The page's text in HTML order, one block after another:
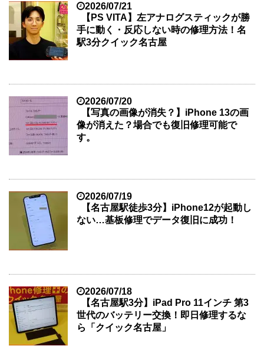
2026/07/21
【PS VITA】左アナログスティックが勝
手に動く・反応しない時の修理方法！名
駅3分クイック名古屋
2026/07/20
【写真の画像が消失？】iPhone 13の画
像が消えた？場合でも復旧修理可能で
す。
2026/07/19
【名古屋駅徒歩3分】iPhone12が起動し
ない…基板修理でデータ復旧に成功！
2026/07/18
【名古屋駅3分】iPad Pro 11インチ 第3
世代のバッテリー交換！即日修理するな
ら「クイック名古屋」